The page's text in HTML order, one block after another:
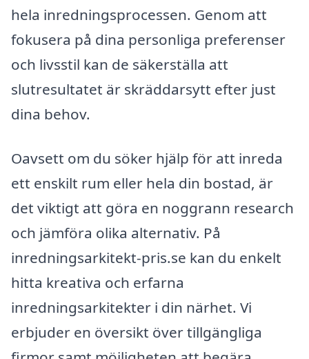
hela inredningsprocessen. Genom att
fokusera på dina personliga preferenser
och livsstil kan de säkerställa att
slutresultatet är skräddarsytt efter just
dina behov.
Oavsett om du söker hjälp för att inreda
ett enskilt rum eller hela din bostad, är
det viktigt att göra en noggrann research
och jämföra olika alternativ. På
inredningsarkitekt-pris.se kan du enkelt
hitta kreativa och erfarna
inredningsarkitekter i din närhet. Vi
erbjuder en översikt över tillgängliga